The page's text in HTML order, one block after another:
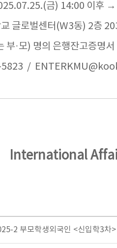
금) 14:00 이후 →
글로벌센터(W3동) 2층
부·모) 명의 은행잔고증명
5823 /
International
2 부모학생외국인 <신입학3차